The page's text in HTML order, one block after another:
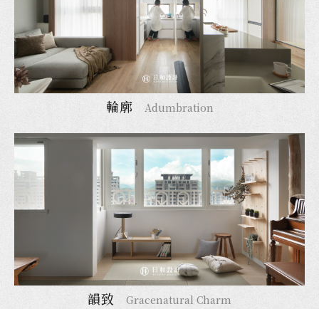
輪廓 Adumbration
韻致 Gracenatural Charm